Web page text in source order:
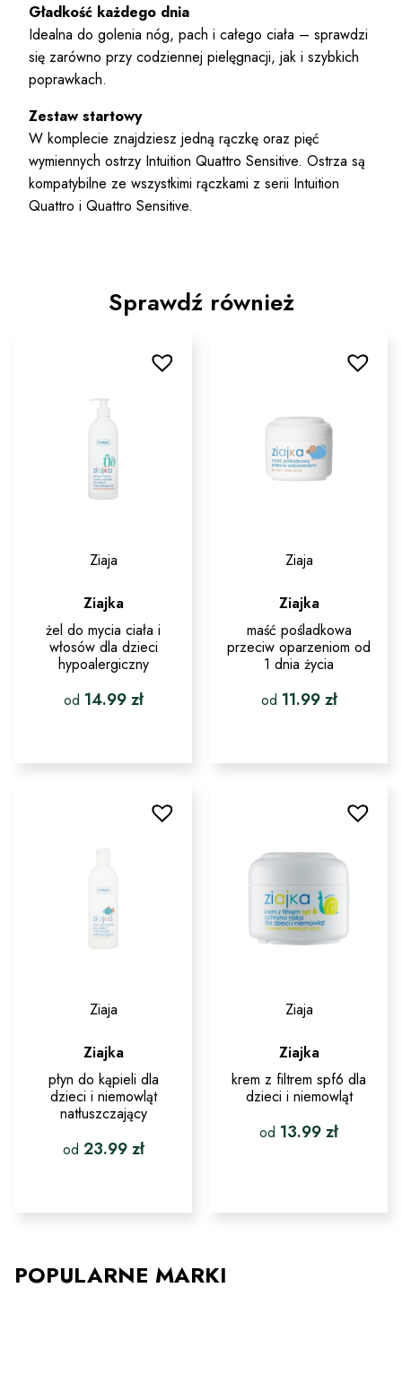
Gładkość każdego dnia
Idealna do golenia nóg, pach i całego ciała – sprawdzi
się zarówno przy codziennej pielęgnacji, jak i szybkich
poprawkach.
Zestaw startowy
W komplecie znajdziesz jedną rączkę oraz pięć
wymiennych ostrzy Intuition Quattro Sensitive. Ostrza są
kompatybilne ze wszystkimi rączkami z serii Intuition
Quattro i Quattro Sensitive.
Sprawdź również
Ziaja
Ziajka
żel do mycia ciała i
włosów dla dzieci
hypoalergiczny
od 14.99zł
ma
produktu
Ziaja
Ziajka
maść pośladkowa
przeciw oparzeniom od
1 dnia życia
od 11.99zł
ma
wybrać
produktu
Ziaja
Ziajka
płyn do kąpieli dla
dzieci i niemowląt
natłuszczający
od 23.99zł
ma
Opcje
można
Ziaja
Ziajka
krem z filtrem spf6 dla
dzieci i niemowląt
od 13.99zł
wiele
POPULARNE MARKI